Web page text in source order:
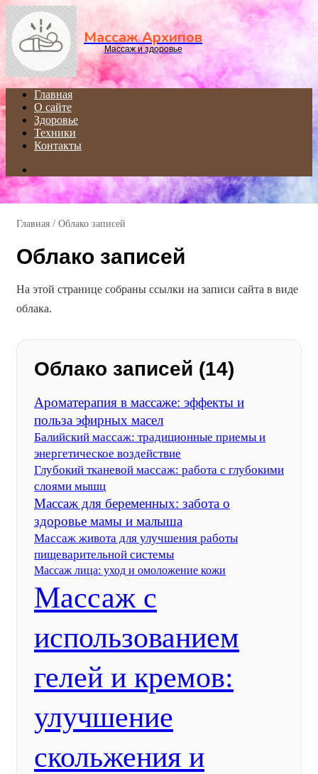
Массаж Архипов
Массаж и здоровье
Главная
О сайте
Здоровье
Техники
Контакты
for
Главная / Облако записей
Облако записей
На этой странице собраны ссылки на записи сайта в виде
облака.
Облако записей (14)
Ароматерапия в массаже: эффекты и
польза эфирных масел
Балийский массаж: традиционные приемы и
энергетическое воздействие
Глубокий тканевой массаж: работа с глубокими
слоями мышц
Массаж для беременных: забота о
здоровье мамы и малыша
Массаж живота для улучшения работы
пищеварительной системы
Массаж лица: уход и омоложение кожи
Массаж с
использованием
гелей и кремов:
улучшение
скольжения и